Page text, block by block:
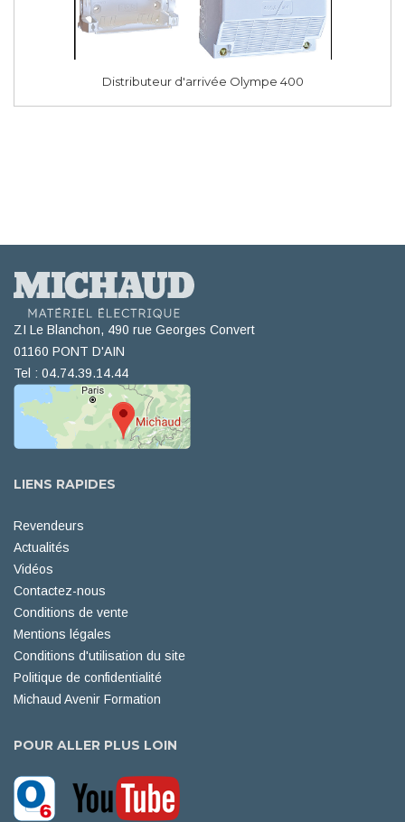
Distributeur d'arrivée Olympe 400
ZI Le Blanchon, 490 rue Georges Convert
01160 PONT D'AIN
Tel : 04.74.39.14.44
LIENS RAPIDES
Revendeurs
Actualités
Vidéos
Contactez-nous
Conditions de vente
Mentions légales
Conditions d'utilisation du site
Politique de confidentialité
Michaud Avenir Formation
POUR ALLER PLUS LOIN